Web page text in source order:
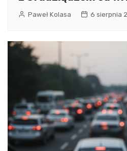
Paweł Kolasa 6 sierpnia